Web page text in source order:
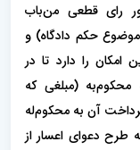
رای قطعی من‌باب
حکم دادگاه) و
را دارد تا در
(مبلغی که
آن به محکوم‌له
دعوای اعسار از